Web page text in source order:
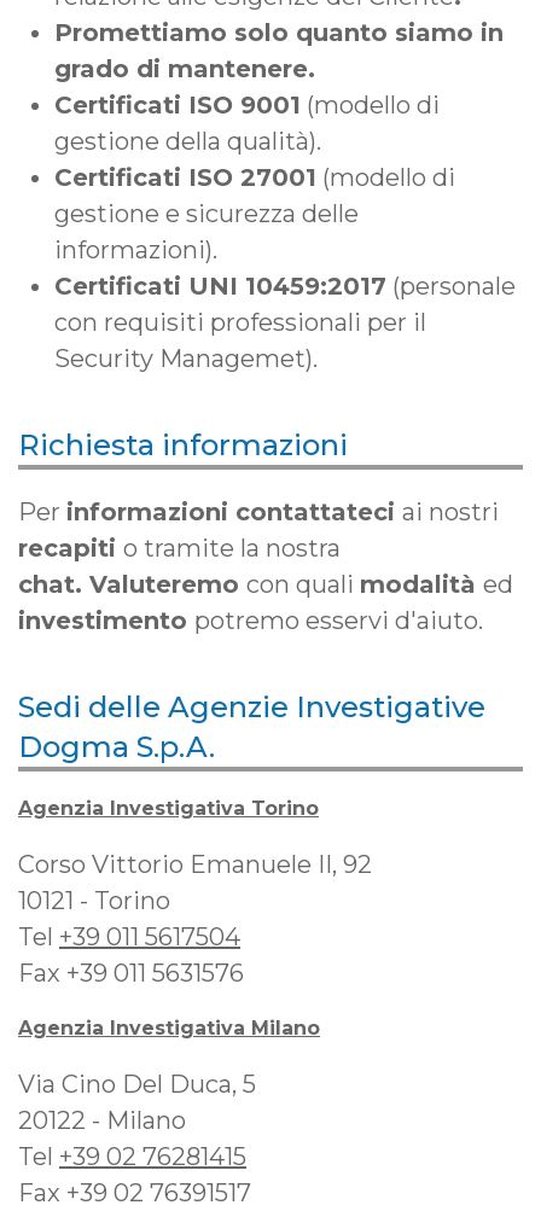
Promettiamo solo quanto siamo in
grado di mantenere.
Certificati ISO 9001 (modello di
gestione della qualità).
Certificati ISO 27001 (modello di
gestione e sicurezza delle
informazioni).
Certificati UNI 10459:2017 (personale
con requisiti professionali per il
Security Managemet).
Richiesta informazioni
Per informazioni contattateci ai nostri
recapiti o tramite la nostra
chat. Valuteremo con quali modalità ed
investimento potremo esservi d'aiuto.
Sedi delle Agenzie Investigative
Dogma S.p.A.
Agenzia Investigativa Torino
Corso Vittorio Emanuele II, 92
10121 - Torino
Tel +39 011 5617504
Fax +39 011 5631576
Agenzia Investigativa Milano
Via Cino Del Duca, 5
20122 - Milano
Tel +39 02 76281415
Fax +39 02 76391517